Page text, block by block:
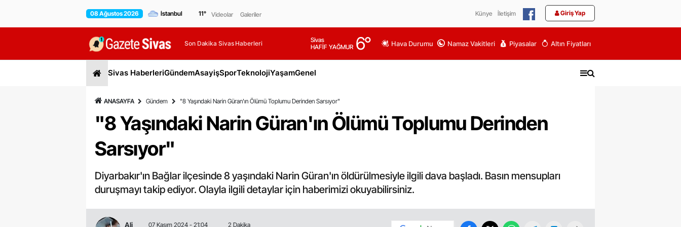
08 Ağustos 2026 11° Videolar Galeriler Künye İletişim Giriş Yap
Son Dakika Sivas Haberleri
Sivas
HAFİF YAĞMUR 6° Hava Durumu Namaz Vakitleri Piyasalar Altın Fiyatları
Sivas HaberleriGündemAsayişSporTeknolojiYaşamGenel
ANASAYFA Gündem "8 Yaşındaki Narin Güran'ın Ölümü Toplumu Derinden Sarsıyor"
"8 Yaşındaki Narin Güran'ın Ölümü Toplumu Derinden
Sarsıyor"
Diyarbakır'ın Bağlar ilçesinde 8 yaşındaki Narin Güran'ın öldürülmesiyle ilgili dava başladı. Basın mensupları
duruşmayı takip ediyor. Olayla ilgili detaylar için haberimizi okuyabilirsiniz.
Ali
07 Kasım 2024 - 21:04
2 Dakika